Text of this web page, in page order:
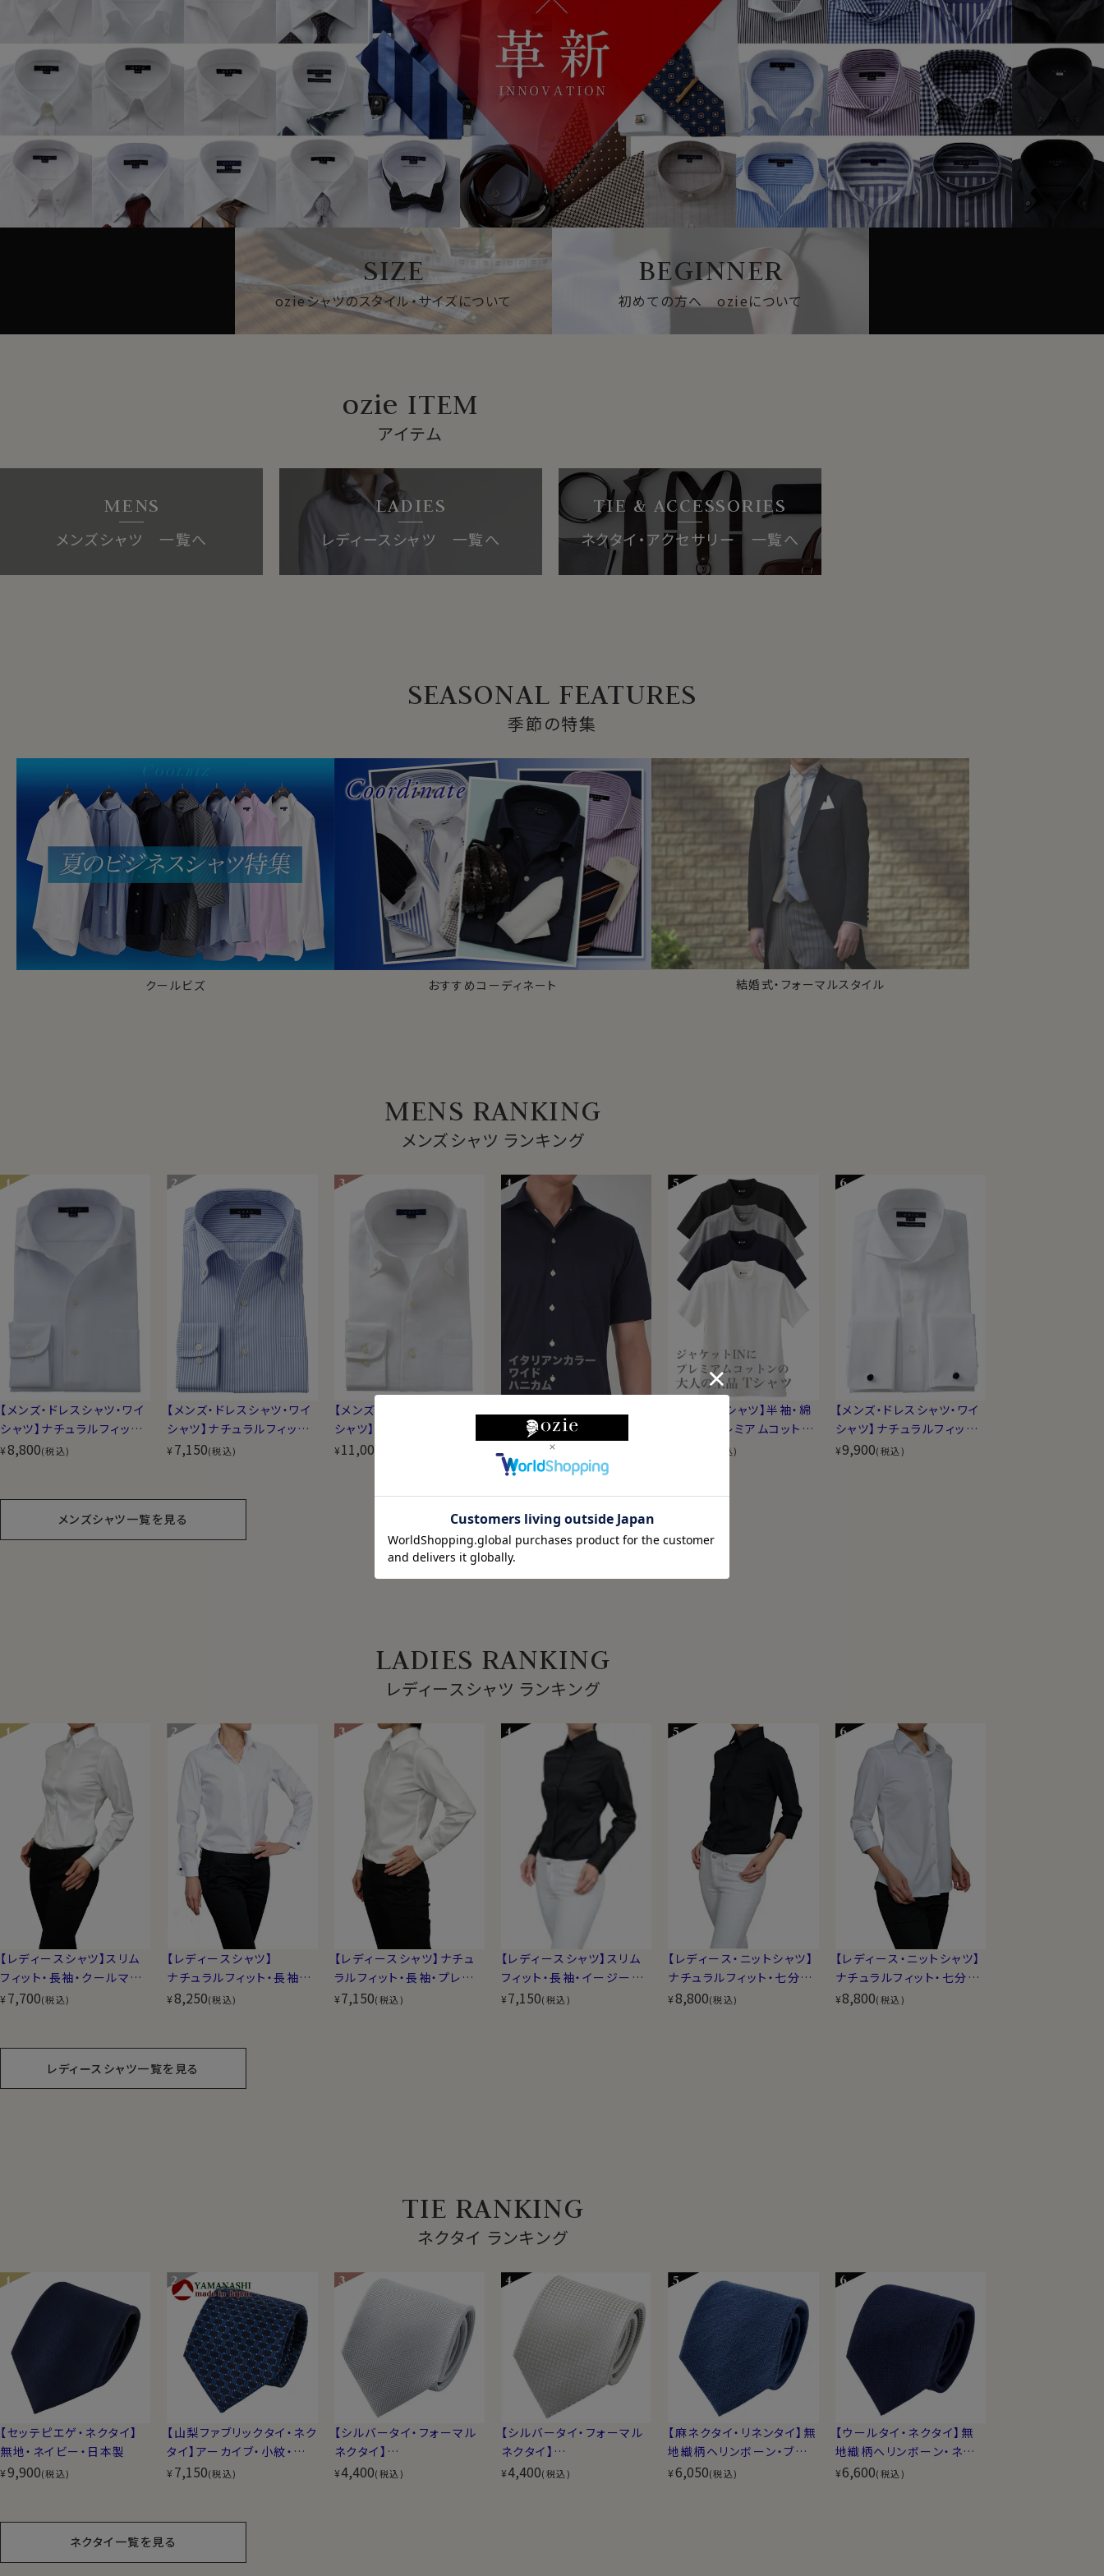
SIZE
ozieシャツのスタイル・サイズについて
BEGINNER
初めての方へ ozieについて
ozie ITEM
アイテム
MENS
メンズシャツ 一覧へ
LADIES
レディースシャツ 一覧へ
TIE & ACCESSORIES
ネクタイ・アクセサリー 一覧へ
SEASONAL FEATURES
季節の特集
クールビズ おすすめコーディネート 結婚式・フォーマルスタイル
MENS RANKING
メンズシャツ ランキング
【メンズ・ドレスシャツ・ワイ
シャツ】ナチュラルフィット・
クールマックス・オールシ
ンカラー・ワイドカラー・第
一ボタンあり
¥8,800(税込)
【メンズ・ドレスシャツ・ワイ
シャツ】ナチュラルフィット・
クールマックス・ドライ・形
り
¥ 7,150(税込)
【メンズ・ドレスシャツ・ワイ
シャツ】ナチュラルフィット・
麻リネン・イタリアンカラ
¥11,000
スリムストレッチ・ノンアイ
ロン・ドライ・ニット・イタリ
アンカラー・ワイドカラー・
¥ (税込)
【メンズ・Tシャツ】半袖・綿
100%・プレミアムコット
ン・度詰め天竺ニット・丸
(税込)
【メンズ・ドレスシャツ・ワイ
シャツ】ナチュラルフィット・
ダブルカフス・プレミアムコ
¥9,900(税込)
メンズシャツ一覧を見る
LADIES RANKING
レディースシャツ ランキング
【レディースシャツ】スリム
フィット・長袖・クールマッ
クス・スーパードライ・形態
¥ 7,700(税込)
【レディースシャツ】
ナチュラルフィット・長袖・
ダブルカフス・プレミアムコ
¥8,250(税込)
【レディースシャツ】ナチュ
ラルフィット・長袖・プレミア
ムコットン・形態安定・ワイ
¥7,150(税込)
【レディースシャツ】スリム
フィット・長袖・イージーケ
ア・ストレッチ・ボタンダウ
¥7,150(税込)
【レディース・ニットシャツ】
ナチュラルフィット・七分
袖・イージーケア・UVカッ
¥8,800(税込)
【レディース・ニットシャツ】
ナチュラルフィット・七分
袖・イージーケア・クールマ
¥8,800(税込)
レディースシャツ一覧を見る
TIE RANKING
ネクタイ ランキング
【セッテピエゲ・ネクタイ】
無地・ネイビー・日本製
¥9,900(税込)
【山梨ファブリックタイ・ネク
タイ】アーカイブ・小紋・ネイ
ビーブルー・日本製
¥ 7,150(税込)
【シルバータイ・フォーマル
ネクタイ】
無地・日本製
¥4,400(税込)
【シルバータイ・フォーマル
ネクタイ】
織柄無地・日本製
¥4,400(税込)
【麻ネクタイ・リネンタイ】無
地織柄ヘリンボーン・ブル
ー・日本製
¥6,050(税込)
【ウールタイ・ネクタイ】無
地織柄ヘリンボーン・ネイ
ビーブルー・日本製
¥6,600(税込)
ネクタイ一覧を見る